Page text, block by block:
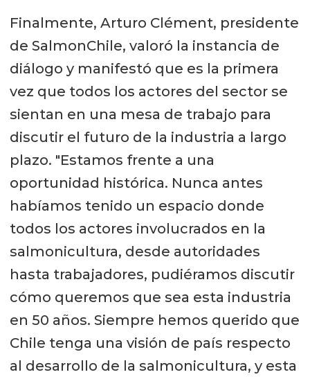
Finalmente, Arturo Clément, presidente
de SalmonChile, valoró la instancia de
diálogo y manifestó que es la primera
vez que todos los actores del sector se
sientan en una mesa de trabajo para
discutir el futuro de la industria a largo
plazo. "Estamos frente a una
oportunidad histórica. Nunca antes
habíamos tenido un espacio donde
todos los actores involucrados en la
salmonicultura, desde autoridades
hasta trabajadores, pudiéramos discutir
cómo queremos que sea esta industria
en 50 años. Siempre hemos querido que
Chile tenga una visión de país respecto
al desarrollo de la salmonicultura, y esta